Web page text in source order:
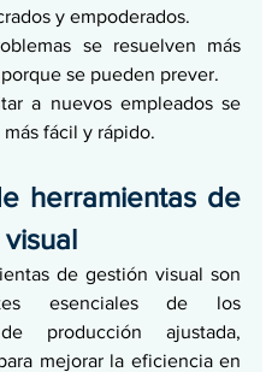
y empoderados.
se resuelven más
se pueden prever.
a nuevos empleados se
fácil y rápido.
herramientas de
de gestión visual son
esenciales de los
producción ajustada,
mejorar la eficiencia en